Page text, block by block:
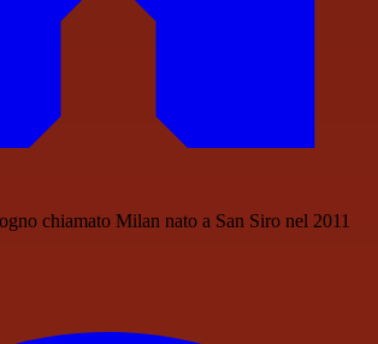
chiamato Milan nato a San Siro nel 2011